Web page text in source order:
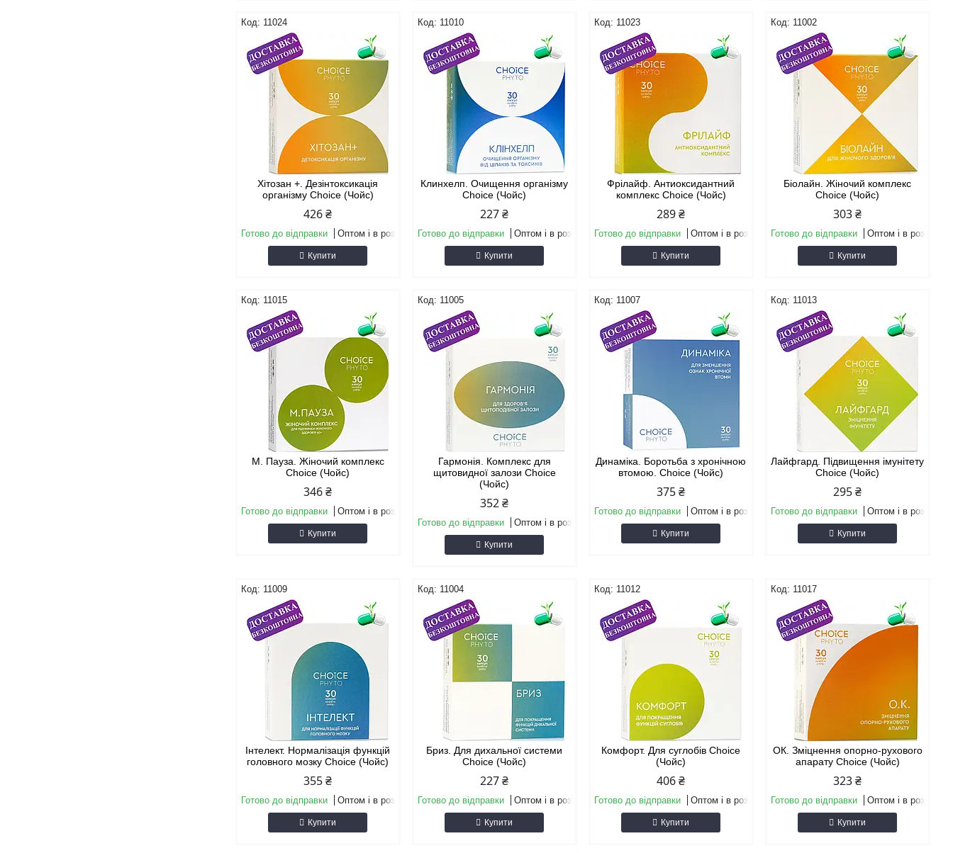
11024
Хітозан +. Дезінтоксикація
організму Choice (Чойс)
426 ₴
Готово до відправки Оптом і в роздріб
Купити
11010
Клинхелп. Очищення організму
Choice (Чойс)
227 ₴
Готово до відправки Оптом і в роздріб
Купити
11023
Фрілайф. Антиоксидантний
комплекс Choice (Чойс)
289 ₴
Готово до відправки Оптом і в роздріб
Купити
11002
Біолайн. Жіночий комплекс
Choice (Чойс)
303 ₴
Готово до відправки Оптом і в роздріб
Купити
11015
М. Пауза. Жіночий комплекс
Choice (Чойс)
346 ₴
Готово до відправки Оптом і в роздріб
Купити
11005
Гармонія. Комплекс для
щитовидної залози Choice
(Чойс)
352 ₴
Готово до відправки Оптом і в роздріб
Купити
11007
Динаміка. Боротьба з хронічною
втомою. Choice (Чойс)
375 ₴
Готово до відправки Оптом і в роздріб
Купити
11013
Лайфгард. Підвищення імунітету
Choice (Чойс)
295 ₴
Готово до відправки Оптом і в роздріб
Купити
11009
Інтелект. Нормалізація функцій
головного мозку Choice (Чойс)
355 ₴
Готово до відправки Оптом і в роздріб
Купити
11004
Бриз. Для дихальної системи
Choice (Чойс)
227 ₴
Готово до відправки Оптом і в роздріб
Купити
11012
Комфорт. Для суглобів Choice
(Чойс)
406 ₴
Готово до відправки Оптом і в роздріб
Купити
11017
ОК. Зміцнення опорно-рухового
апарату Choice (Чойс)
323 ₴
Готово до відправки Оптом і в роздріб
Купити